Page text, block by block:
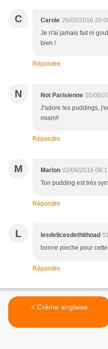
C Carole 26/08/2016
Je n'ai jamais fait ni
bien !
Répondre
N Not Parisienne 05/06/
J'adore les puddings,
miam!!
Répondre
M Marion 02/06/2016
Ton pudding est très
Répondre
L lesdelicesdethithoad
bonne pioche pour
Répondre
< Crème anglaise